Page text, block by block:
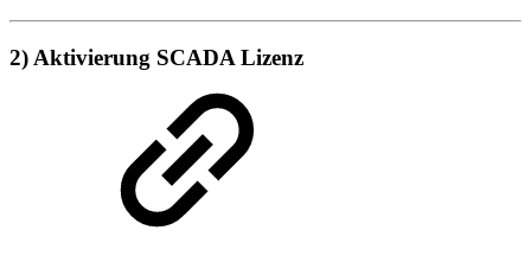
2) Aktivierung SCADA Lizenz